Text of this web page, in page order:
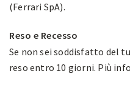
(Ferrari SpA).
Reso e Recesso
Se non sei soddisfatto del
reso entro 10 giorni. Più